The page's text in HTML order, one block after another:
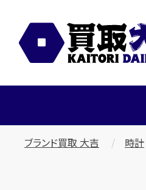
ブランド買取 大吉 時計